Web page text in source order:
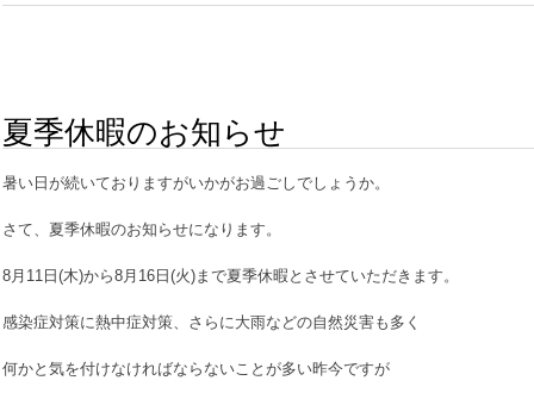
夏季休暇のお知らせ
暑い日が続いておりますがいかがお過ごしでしょうか。
さて、夏季休暇のお知らせになります。
8月11日(木)から8月16日(火)まで夏季休暇とさせていただきます。
感染症対策に熱中症対策、さらに大雨などの自然災害も多く
何かと気を付けなければならないことが多い昨今ですが